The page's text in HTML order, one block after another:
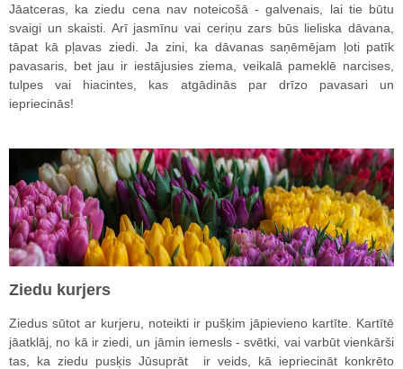
Jāatceras, ka ziedu cena nav noteicošā - galvenais, lai tie būtu
svaigi un skaisti. Arī jasmīnu vai ceriņu zars būs lieliska dāvana,
tāpat kā pļavas ziedi. Ja zini, ka dāvanas saņēmējam ļoti patīk
pavasaris, bet jau ir iestājusies ziema, veikalā pameklē narcises,
tulpes vai hiacintes, kas atgādinās par drīzo pavasari un
iepriecinās!
Ziedu kurjers
Ziedus sūtot ar kurjeru, noteikti ir pušķim jāpievieno kartīte. Kartītē
jāatklāj, no kā ir ziedi, un jāmin iemesls - svētki, vai varbūt vienkārši
tas, ka ziedu pusķis Jūsuprāt ir veids, kā iepriecināt konkrēto